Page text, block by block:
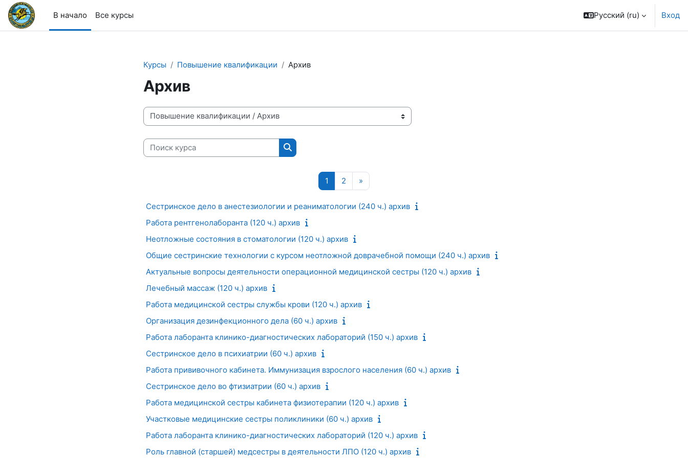
Перейти к основному содержанию
В начало
Все курсы Русский ‎(ru)‎ Вход
Курсы Повышение квалификации Архив
Архив
Категории курсов
Поиск курса
Поиск курса
1 Страница 1
2 Страница 2
»
Сестринское дело в анестезиологии и реаниматологии (240 ч.) архив
Работа рентгенолаборанта (120 ч.) архив
Неотложные состояния в стоматологии (120 ч.) архив
Общие сестринские технологии с курсом неотложной доврачебной помощи (240 ч.) архив
Актуальные вопросы деятельности операционной медицинской сестры (120 ч.) архив
Лечебный массаж (120 ч.) архив
Работа медицинской сестры службы крови (120 ч.) архив
Организация дезинфекционного дела (60 ч.) архив
Работа лаборанта клинико-диагностических лабораторий (150 ч.) архив
Сестринское дело в психиатрии (60 ч.) архив
Работа прививочного кабинета. Иммунизация взрослого населения (60 ч.) архив
Сестринское дело во фтизиатрии (60 ч.) архив
Работа медицинской сестры кабинета физиотерапии (120 ч.) архив
Участковые медицинские сестры поликлиники (60 ч.) архив
Работа лаборанта клинико-диагностических лабораторий (120 ч.) архив
Роль главной (старшей) медсестры в деятельности ЛПО (120 ч.) архив